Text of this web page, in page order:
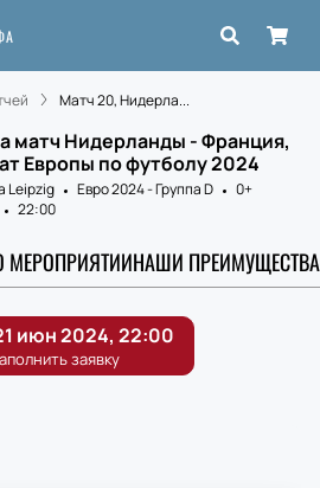
Матч 20, Нидерла...
матч Нидерланды - Франция,
Европы по футболу 2024
Leipzig Евро 2024 - Группа D
0+
22:00
МЕРОПРИЯТИИНАШИ ПРЕИМУЩЕСТВА